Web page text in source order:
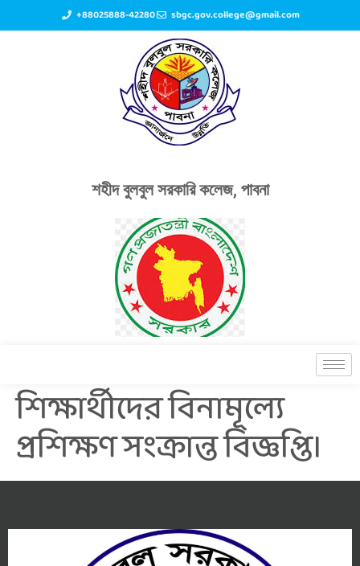
+88025888-42280 sbgc.gov.college@gmail.com
শহীদ বুলবুল সরকারি কলেজ, পাবনা
শিক্ষার্থীদের বিনামূল্যে
প্রশিক্ষণ সংক্রান্ত বিজ্ঞপ্তি।